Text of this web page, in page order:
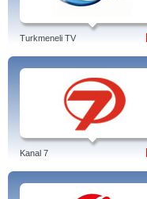
Turkmeneli TV
Kanal 7